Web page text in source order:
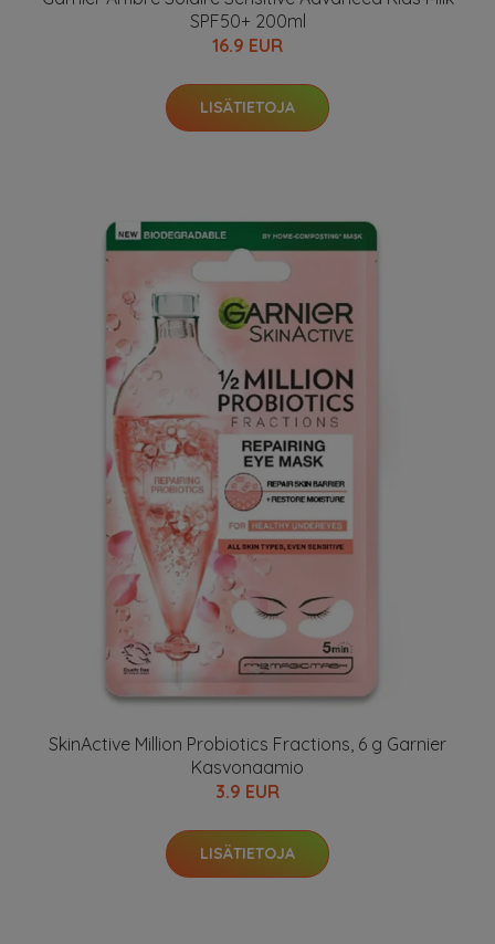
SPF50+ 200ml
16.9 EUR
LISÄTIETOJA
SkinActive Million Probiotics Fractions, 6 g Garnier
Kasvonaamio
3.9 EUR
LISÄTIETOJA